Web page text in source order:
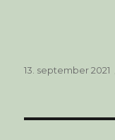
Publisert
13. september 2021